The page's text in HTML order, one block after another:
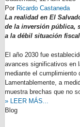
Por Ricardo Castaneda
La realidad en El
de la inversión pública,
a la débil situación
El año 2030 fue
avances significativos en
mediante el cumplimiento
Lamentablemente, a
muestra brechas que no
» LEER MÁS...
Blog